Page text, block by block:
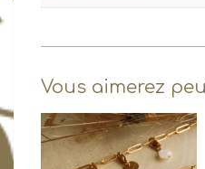
Vous aimerez